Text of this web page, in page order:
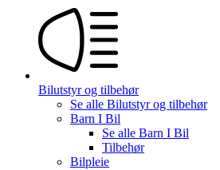
Bilutstyr og tilbehør
Se alle Bilutstyr og tilbehør
Barn I Bil
Se alle Barn I Bil
Tilbehør
Bilpleie